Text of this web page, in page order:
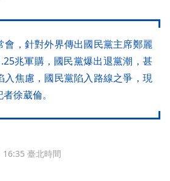
會，針對外界傳出國民黨主席鄭麗
兆軍購，國民黨爆出退黨潮，甚
入焦慮，國民黨陷入路線之爭，現
徐葳倫。
臺北時間